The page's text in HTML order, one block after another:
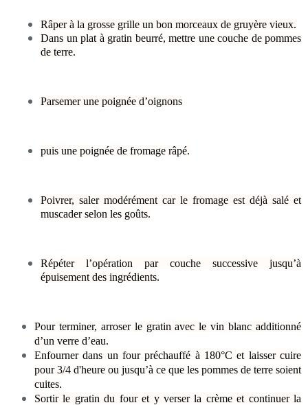
Râper à la grosse grille un bon morceaux de gruyère vieux.
Dans un plat à gratin beurré, mettre une couche de pommes
de terre.
Parsemer une poignée d’oignons
puis une poignée de fromage râpé.
Poivrer, saler modérément car le fromage est déjà salé et
muscader selon les goûts.
Répéter l’opération par couche successive jusqu’à
épuisement des ingrédients.
Pour terminer, arroser le gratin avec le vin blanc additionné
d’un verre d’eau.
Enfourner dans un four préchauffé à 180°C et laisser cuire
pour 3/4 d'heure ou jusqu’à ce que les pommes de terre soient
cuites.
Sortir le gratin du four et y verser la crème et continuer la